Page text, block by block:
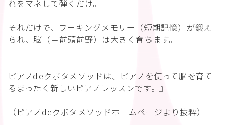
れをマネして弾くだけ。
それだけで、ワーキングメモリー（短期記憶）が鍛え
られ、脳（＝前頭前野）は大きく育ちます。
ピアノdeクボタメソッドは、ピアノを使って脳を育て
るまったく新しいピアノレッスンです。』
（ピアノdeクボタメソッドホームページより抜粋）